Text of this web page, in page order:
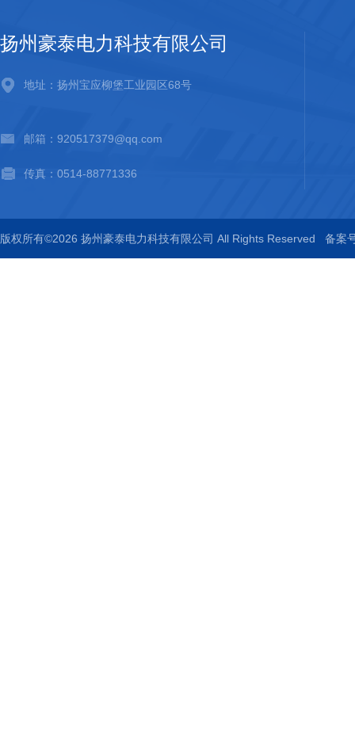
扬州豪泰电力科技有限公司
地址：扬州宝应柳堡工业园区68号
邮箱：920517379@qq.com
传真：0514-88771336
版权所有©2026 扬州豪泰电力科技有限公司 All Rights Reserved 备案